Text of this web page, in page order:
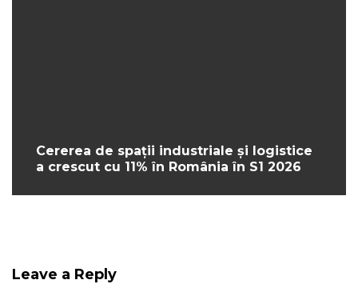
Cererea de spații industriale și logistice
a crescut cu 11% în România în S1 2026
Leave a Reply